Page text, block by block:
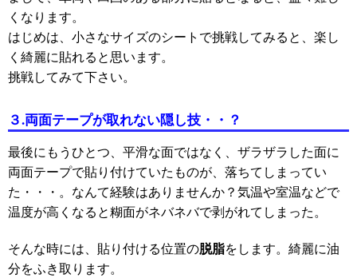
くなります。
はじめは、小さなサイズのシートで挑戦してみると、楽し
く綺麗に貼れると思います。
挑戦してみて下さい。
３.両面テープが取れない隠し技・・？
最後にもうひとつ、平滑な面ではなく、ザラザラした面に
両面テープで貼り付けていたものが、落ちてしまってい
た・・・。なんて経験はありませんか？気温や室温などで
温度が高くなると糊面がネバネバで剥がれてしまった。
そんな時には、貼り付ける位置の脱脂をします。綺麗に油
分をふき取ります。